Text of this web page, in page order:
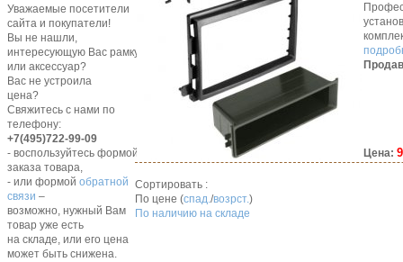
Уважаемые посетители
сайта и покупатели!
Вы не нашли,
интересующую Вас рамку,
или аксессуар?
Вас не устроила
цена?
Свяжитесь с нами по
телефону:
+7(495)722-99-09
- воспользуйтесь формой
заказа товара,
- или формой обратной
связи –
возможно, нужный Вам
товар уже есть
на складе, или его цена
может быть снижена.
Цена:
Сортировать :
По цене (спад./возрст.)
По наличию на складе